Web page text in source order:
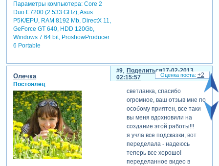
Параметры компьютера:Core 2
Duo E7200 (2.533 GHz), Asus
P5K/EPU, RAM 8192 Mb, DirectX 11,
GeForce GT 640, HDD 120Gb,
Windows 7 64 bit, ProshowProducer
6 Portable
Поделиться
9
17-02-2013
02:15:57
Олечка
Постоялец
светланка, спасибо
огромное, ваш отзыв мне по
особому приятен, все таки
вы меня вдохновили на
создание этой работы!!!
я учла все подсказки, вот
переделала - надеюсь
теперь все хорошо!
переделанное видео в
+2